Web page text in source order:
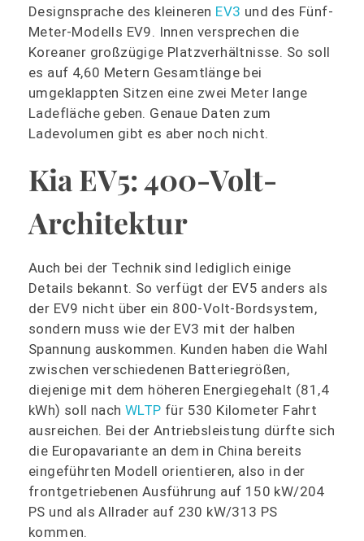
Designsprache des kleineren EV3 und des Fünf-
Meter-Modells EV9. Innen versprechen die
Koreaner großzügige Platzverhältnisse. So soll
es auf 4,60 Metern Gesamtlänge bei
umgeklappten Sitzen eine zwei Meter lange
Ladefläche geben. Genaue Daten zum
Ladevolumen gibt es aber noch nicht.
Kia EV5: 400-Volt-
Architektur
Auch bei der Technik sind lediglich einige
Details bekannt. So verfügt der EV5 anders als
der EV9 nicht über ein 800-Volt-Bordsystem,
sondern muss wie der EV3 mit der halben
Spannung auskommen. Kunden haben die Wahl
zwischen verschiedenen Batteriegrößen,
diejenige mit dem höheren Energiegehalt (81,4
kWh) soll nachWLTP für 530 Kilometer Fahrt
ausreichen. Bei der Antriebsleistung dürfte sich
die Europavariante an dem in China bereits
eingeführten Modell orientieren, also in der
frontgetriebenen Ausführung auf 150 kW/204
PS und als Allrader auf 230 kW/313 PS
kommen.